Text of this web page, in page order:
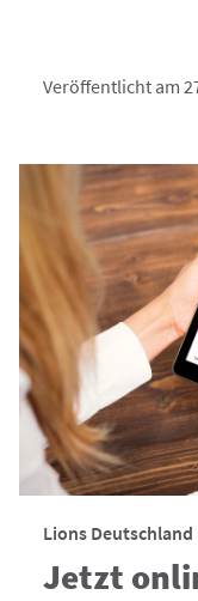
Veröffentlicht am
Lions Deutschland
Jetzt